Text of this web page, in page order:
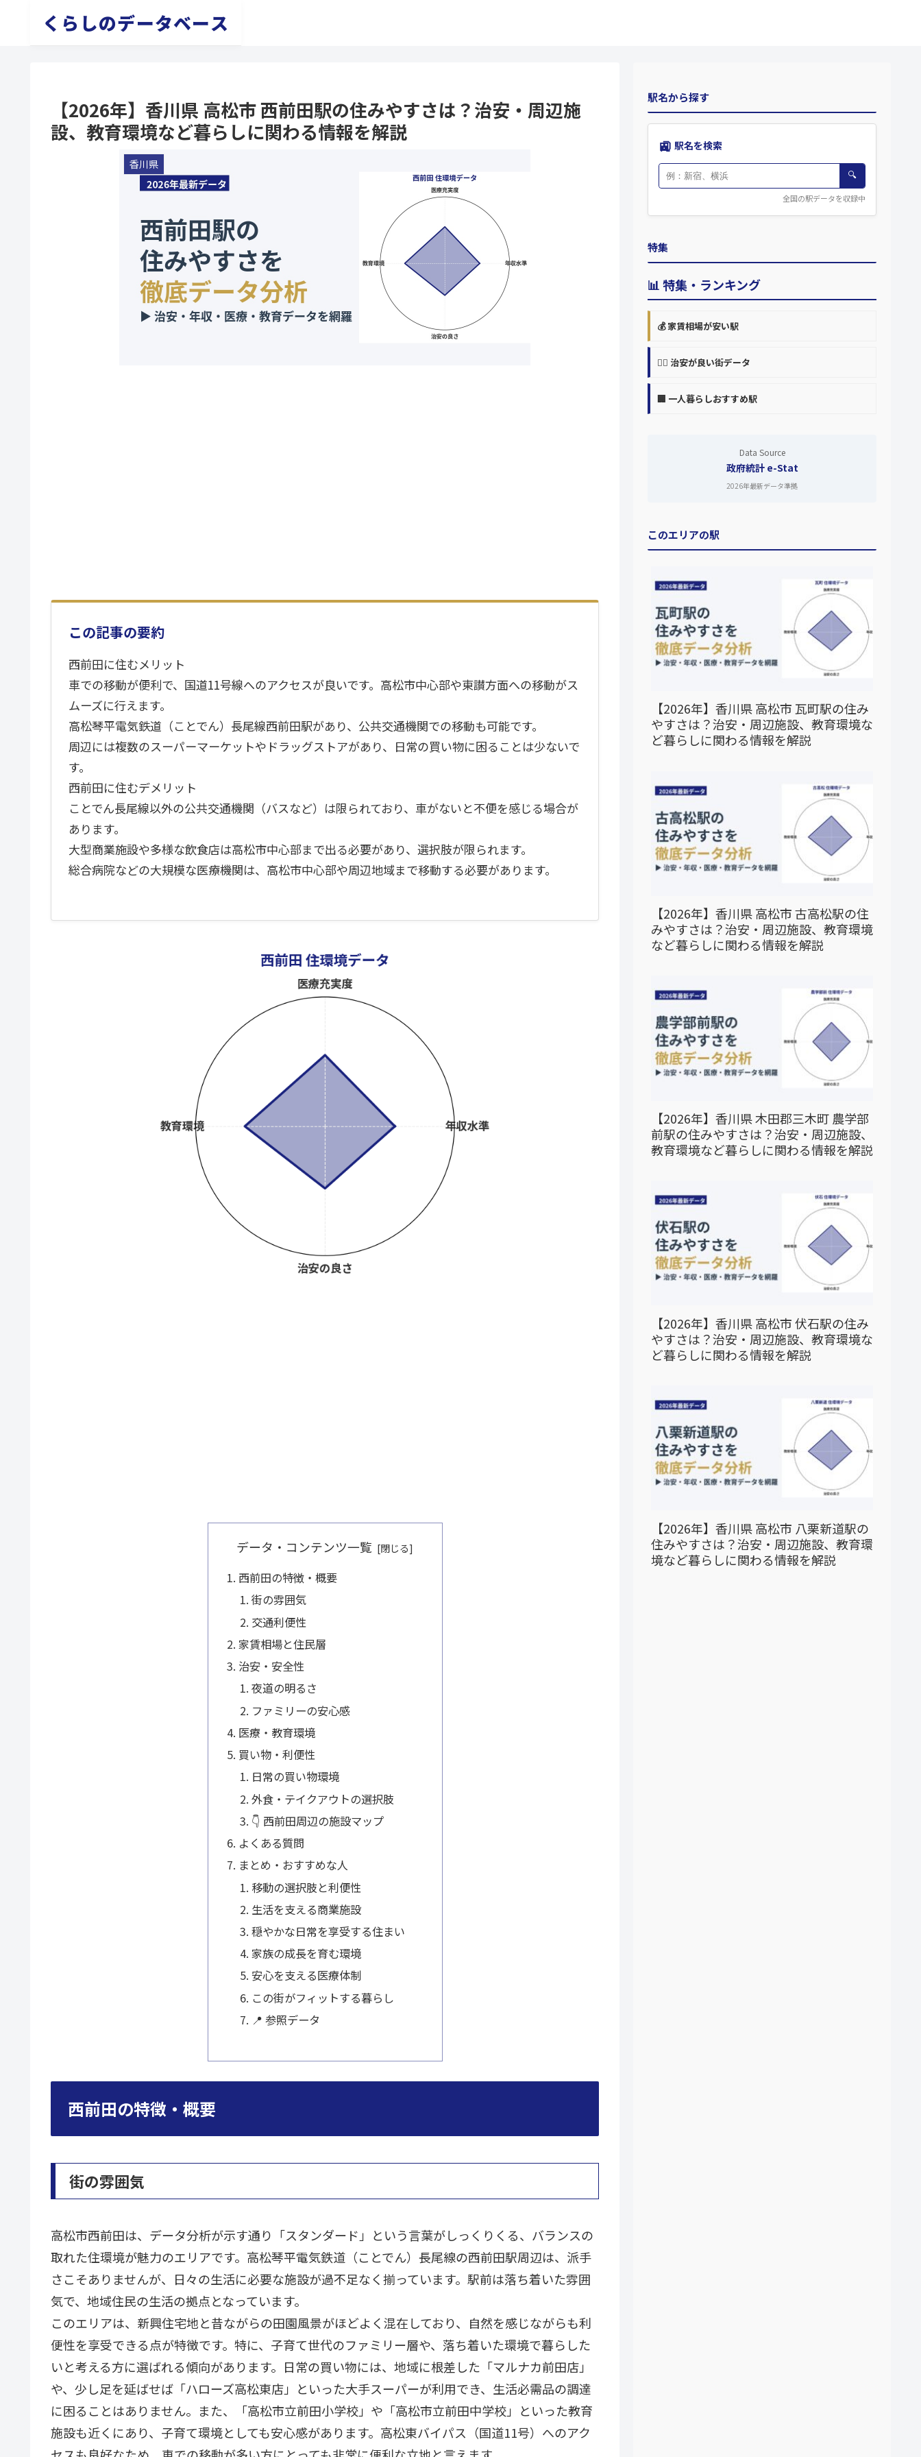
くらしのデータベース
【2026年】香川県 高松市 西前田駅の住みやすさは？治安・周辺施
設、教育環境など暮らしに関わる情報を解説
香川県
この記事の要約
西前田に住むメリット
車での移動が便利で、国道11号線へのアクセスが良いです。高松市中心部や東讃方面への移動がス
ムーズに行えます。
高松琴平電気鉄道（ことでん）長尾線西前田駅があり、公共交通機関での移動も可能です。
周辺には複数のスーパーマーケットやドラッグストアがあり、日常の買い物に困ることは少ないで
す。
西前田に住むデメリット
ことでん長尾線以外の公共交通機関（バスなど）は限られており、車がないと不便を感じる場合が
あります。
大型商業施設や多様な飲食店は高松市中心部まで出る必要があり、選択肢が限られます。
総合病院などの大規模な医療機関は、高松市中心部や周辺地域まで移動する必要があります。
データ・コンテンツ一覧
西前田の特徴・概要
街の雰囲気
交通利便性
家賃相場と住民層
治安・安全性
夜道の明るさ
ファミリーの安心感
医療・教育環境
買い物・利便性
日常の買い物環境
外食・テイクアウトの選択肢
👇 西前田周辺の施設マップ
よくある質問
まとめ・おすすめな人
移動の選択肢と利便性
生活を支える商業施設
穏やかな日常を享受する住まい
家族の成長を育む環境
安心を支える医療体制
この街がフィットする暮らし
📍 参照データ
西前田の特徴・概要
街の雰囲気
高松市西前田は、データ分析が示す通り「スタンダード」という言葉がしっくりくる、バランスの
取れた住環境が魅力のエリアです。高松琴平電気鉄道（ことでん）長尾線の西前田駅周辺は、派手
さこそありませんが、日々の生活に必要な施設が過不足なく揃っています。駅前は落ち着いた雰囲
気で、地域住民の生活の拠点となっています。
このエリアは、新興住宅地と昔ながらの田園風景がほどよく混在しており、自然を感じながらも利
便性を享受できる点が特徴です。特に、子育て世代のファミリー層や、落ち着いた環境で暮らした
いと考える方に選ばれる傾向があります。日常の買い物には、地域に根差した「マルナカ前田店」
や、少し足を延ばせば「ハローズ高松東店」といった大手スーパーが利用でき、生活必需品の調達
に困ることはありません。また、「高松市立前田小学校」や「高松市立前田中学校」といった教育
施設も近くにあり、子育て環境としても安心感があります。高松東バイパス（国道11号）へのアク
駅名から探す
🚉 駅名を検索
🔍
全国の駅データを収録中
特集
📊 特集・ランキング
💰 家賃相場が安い駅
👮‍♀️ 治安が良い街データ
🏢 一人暮らしおすすめ駅
Data Source
政府統計 e-Stat
2026年最新データ準拠
このエリアの駅
【2026年】香川県 高松市 瓦町駅の住み
やすさは？治安・周辺施設、教育環境な
ど暮らしに関わる情報を解説
【2026年】香川県 高松市 古高松駅の住
みやすさは？治安・周辺施設、教育環境
など暮らしに関わる情報を解説
【2026年】香川県 木田郡三木町 農学部
前駅の住みやすさは？治安・周辺施設、
教育環境など暮らしに関わる情報を解説
【2026年】香川県 高松市 伏石駅の住み
やすさは？治安・周辺施設、教育環境な
ど暮らしに関わる情報を解説
【2026年】香川県 高松市 八栗新道駅の
住みやすさは？治安・周辺施設、教育環
境など暮らしに関わる情報を解説